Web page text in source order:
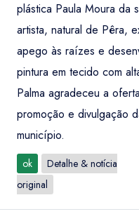
plástica Paula Moura da
artista, natural de Pêra,
apego às raízes e
pintura em tecido com
Palma agradeceu a
promoção e divulgação
município.
ok
Detalhe & notícia
original